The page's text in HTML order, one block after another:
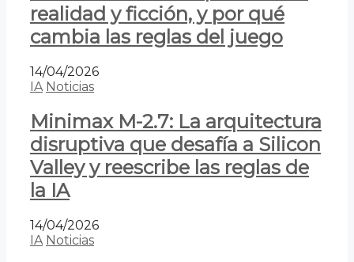
realidad y ficción, y por qué
cambia las reglas del juego
14/04/2026
IA Noticias
Minimax M-2.7: La arquitectura
disruptiva que desafía a Silicon
Valley y reescribe las reglas de
la IA
14/04/2026
IA Noticias